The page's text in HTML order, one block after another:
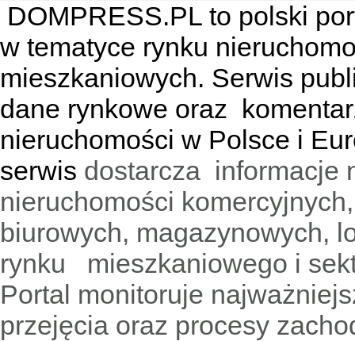
DOMPRESS.PL to polski
w tematyce rynku
mieszkaniowych. Serwis
dane rynkowe oraz
nieruchomości w Polsce i
serwis dostarcza informacje
nieruchomości
biurowych, magazynowych,
rynku mieszkaniowego i
Portal monitoruje
przejęcia oraz procesy